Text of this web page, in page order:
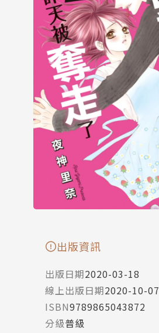
出版資訊
出版日期2020-03-18
線上出版日期2020-10-07
ISBN9789865043872
分級普級